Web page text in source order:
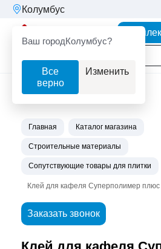
Колумбус
Ваш городКолумбус?
Все
верно
Изменить
Главная Каталог магазина
Строительные материалы
Сопутствующие товары для плитки
Клей для кафеля Суперполимер плюс
Заказать звонок